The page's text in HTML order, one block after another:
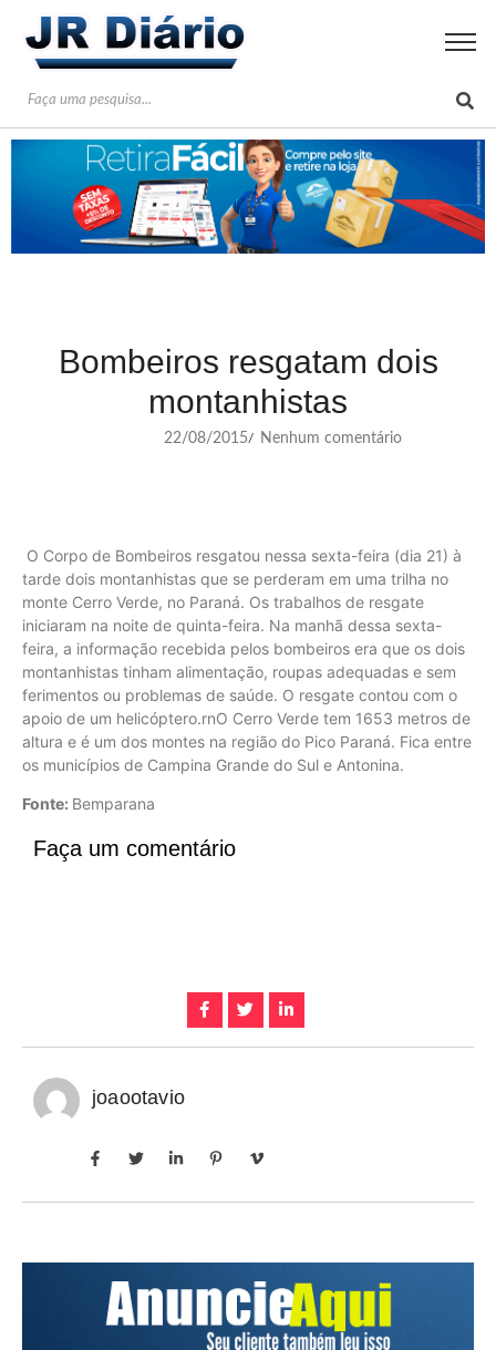
Bombeiros resgatam dois
montanhistas
22/08/2015/ Nenhum comentário
O Corpo de Bombeiros resgatou nessa sexta-feira (dia 21) à
tarde dois montanhistas que se perderam em uma trilha no
monte Cerro Verde, no Paraná. Os trabalhos de resgate
iniciaram na noite de quinta-feira. Na manhã dessa sexta-
feira, a informação recebida pelos bombeiros era que os dois
montanhistas tinham alimentação, roupas adequadas e sem
ferimentos ou problemas de saúde. O resgate contou com o
apoio de um helicóptero.rnO Cerro Verde tem 1653 metros de
altura e é um dos montes na região do Pico Paraná. Fica entre
os municípios de Campina Grande do Sul e Antonina.
Fonte: Bemparana
Faça um comentário
joaootavio